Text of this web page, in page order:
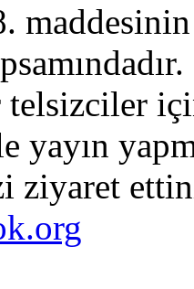
maddesinin
telsizciler
ziyaret